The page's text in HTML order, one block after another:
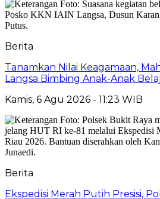
Berita
Tanamkan Nilai Keagamaan,
Langsa Bimbing Anak-Anak
Kamis, 6 Agu 2026 - 11:23 WIB
Berita
Ekspedisi Merah Putih Presisi,